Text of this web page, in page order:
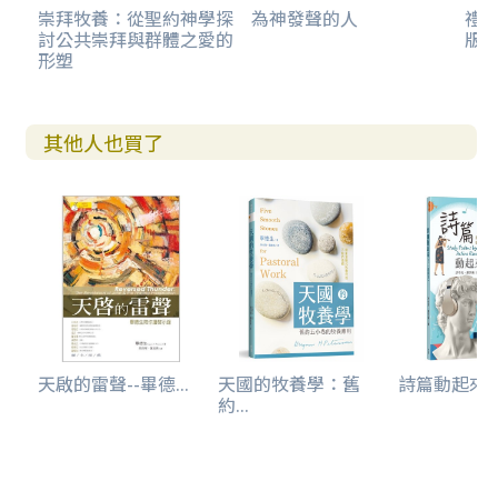
題：這些將會帶給我什麼？有什麼等著被記錄在新一年日記
的內頁？
時的話語。
在我們的年歲之中，新年這一天是我們用來表達對未來關心
的日子。啟示錄這卷書，則是用聖經經文來處理「我們關心
的未來」這部分。
我們開始閱讀啟示錄時，首先感到困惑，接著是失望。我們
被作者搞得一頭霧水，他提到天使與龍、吃書的人與吃人巨
獸、無底坑與神祕數字、稀奇古怪的野獸與黃金般的城市。
這種語言讓我們摸不著頭緒。接著，我們大失所望，因為在
啟示錄裡找不到我們正在尋尋覓覓的東西。我們想要知道未
崇拜牧養：從聖約神學探
討公共崇拜與群體之愛的
形塑
為神發聲的人 禮
版)
其他人也買了
天啟的雷聲--畢德... 天國的牧養學：舊
約...
詩篇動起來